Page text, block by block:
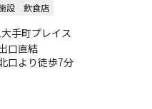
設 飲食店
手町プレイス
口直結
口より徒歩7分